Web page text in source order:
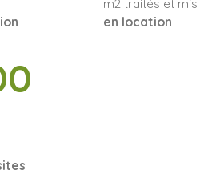
en location